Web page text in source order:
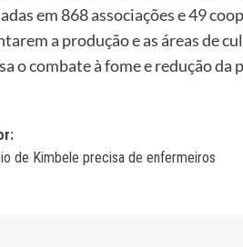
em 868 associações e 49
a produção e as áreas de
o combate à fome e redução da
de Kimbele precisa de enfermeiros